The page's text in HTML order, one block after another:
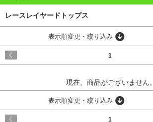
販｜INGNI
STORE
レースレイヤードトップス
表示順変更・絞り込み
1
現在、商品がございません。
表示順変更・絞り込み
1